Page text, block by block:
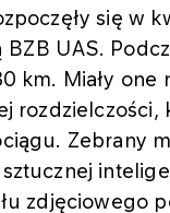
się w
UAS.
km. Miały
Zebrany
zdjęciowego